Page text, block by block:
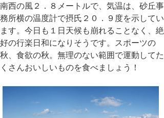
南西の風２．８メートルで、気温は、砂丘事
務所横の温度計で摂氏２０．９度を示してい
ます。今日も１日天候も崩れることなく、絶
好の行楽日和になりそうです。スポーツの
秋、食欲の秋。無理のない範囲で運動してた
くさんおいしいものを食べましょう！